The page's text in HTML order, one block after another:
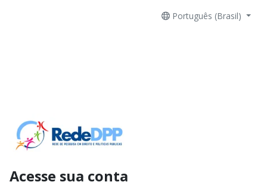
Português (Brasil)
Acesse sua conta